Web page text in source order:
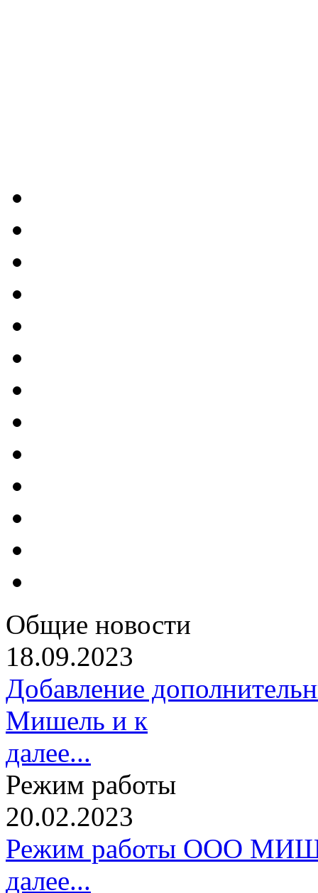
Общие новости
18.09.2023
Добавление
Мишель и к
далее...
Режим работы
20.02.2023
Режим работы ООО
далее...